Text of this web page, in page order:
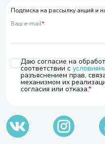
Подписка на рассылку акций и
Ваш e-mail*
Даю согласие на
соответствии с
разъяснением прав,
механизмом их
согласия или отказа.